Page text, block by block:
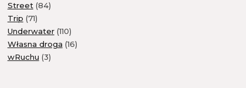
Street (84)
Trip (71)
Underwater(110)
Własna droga (16)
wRuchu (3)